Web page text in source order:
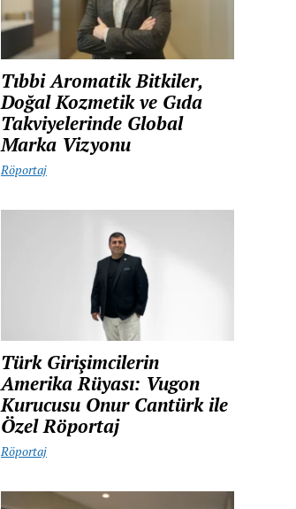
Tıbbi Aromatik Bitkiler,
Doğal Kozmetik ve Gıda
Takviyelerinde Global
Marka Vizyonu
Röportaj
Türk Girişimcilerin
Amerika Rüyası: Vugon
Kurucusu Onur Cantürk ile
Özel Röportaj
Röportaj